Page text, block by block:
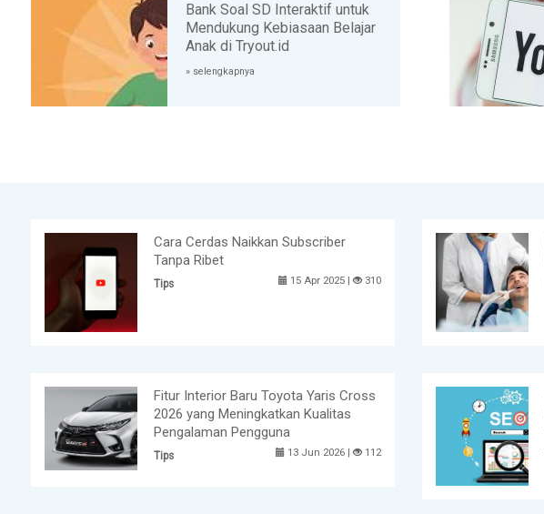
Bank Soal SD Interaktif untuk
Mendukung Kebiasaan Belajar
Anak di Tryout.id
» selengkapnya
Cara Cerdas Naikkan Subscriber
Tanpa Ribet
Tips 15 Apr 2025 | 310
Fitur Interior Baru Toyota Yaris Cross
2026 yang Meningkatkan Kualitas
Pengalaman Pengguna
Tips 13 Jun 2026 | 112